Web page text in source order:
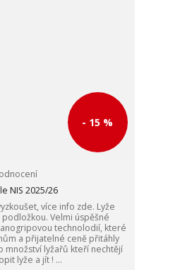
- 15 %
NIS 2025/26
více info zde. Lyže
podložkou. Velmi úspěšné
technolodií, které
a přijatelné ceně přitáhly
množství lyžařů kteří nechtějí
lyže a jít ! ...